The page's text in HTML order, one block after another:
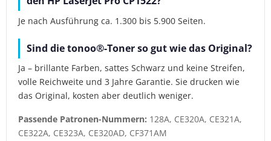
Je nach Ausführung ca. 1.300 bis 5.900 Seiten.
Sind die tonoo®-Toner so gut wie das Original?
Ja – brillante Farben, sattes Schwarz und keine Streifen,
volle Reichweite und 3 Jahre Garantie. Sie drucken wie
das Original, kosten aber deutlich weniger.
Passende Patronen-Nummern: 128A, CE320A, CE321A,
CE322A, CE323A, CE320AD, CF371AM